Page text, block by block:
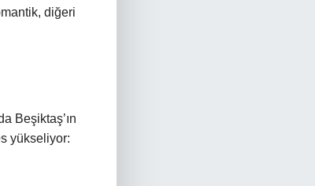
diğeri
Beşiktaş’ın
yükseliyor: